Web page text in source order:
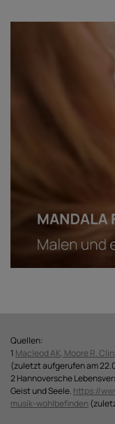
Quellen:
1 Macleod AK, Moore R.
(zuletzt aufgerufen am
2 Hannoversche
Geist und Seele. https://
musik-wohlbefinden